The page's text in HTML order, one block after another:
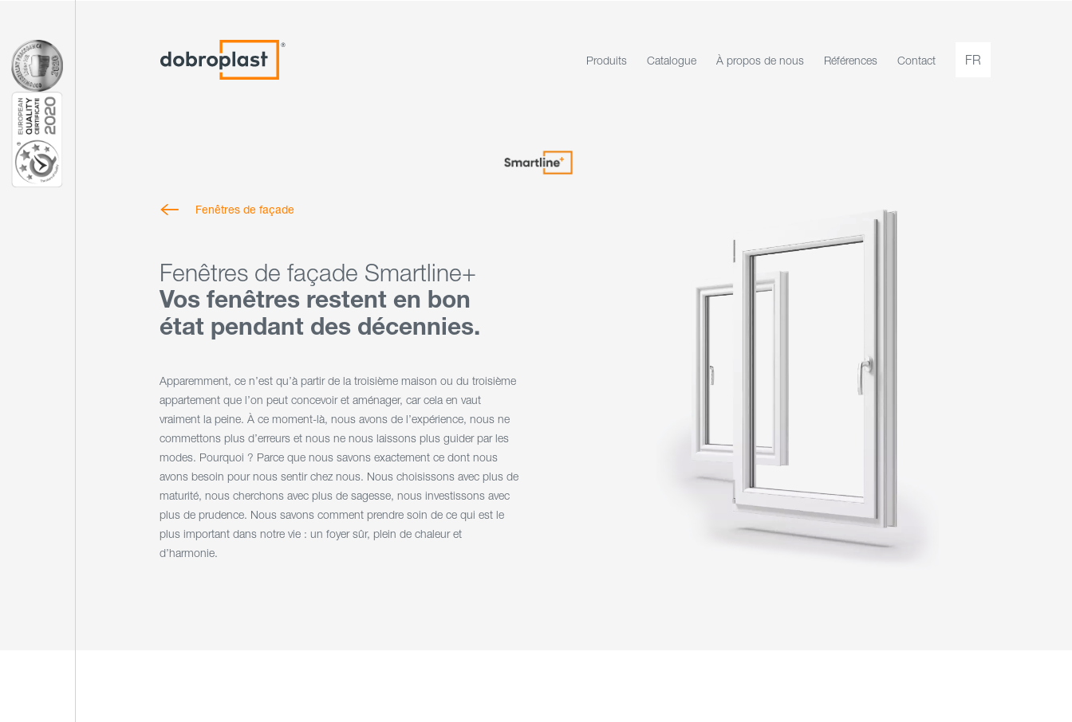
Produits Catalogue À propos de nous Références Contact FR
Fenêtres de façade
Fenêtres de façade Smartline+
Vos fenêtres restent en bon
état pendant des décennies.
Apparemment, ce n’est qu’à partir de la troisième maison ou du troisième
appartement que l’on peut concevoir et aménager, car cela en vaut
vraiment la peine. À ce moment-là, nous avons de l’expérience, nous ne
commettons plus d’erreurs et nous ne nous laissons plus guider par les
modes. Pourquoi ? Parce que nous savons exactement ce dont nous
avons besoin pour nous sentir chez nous. Nous choisissons avec plus de
maturité, nous cherchons avec plus de sagesse, nous investissons avec
plus de prudence. Nous savons comment prendre soin de ce qui est le
plus important dans notre vie : un foyer sûr, plein de chaleur et
d’harmonie.